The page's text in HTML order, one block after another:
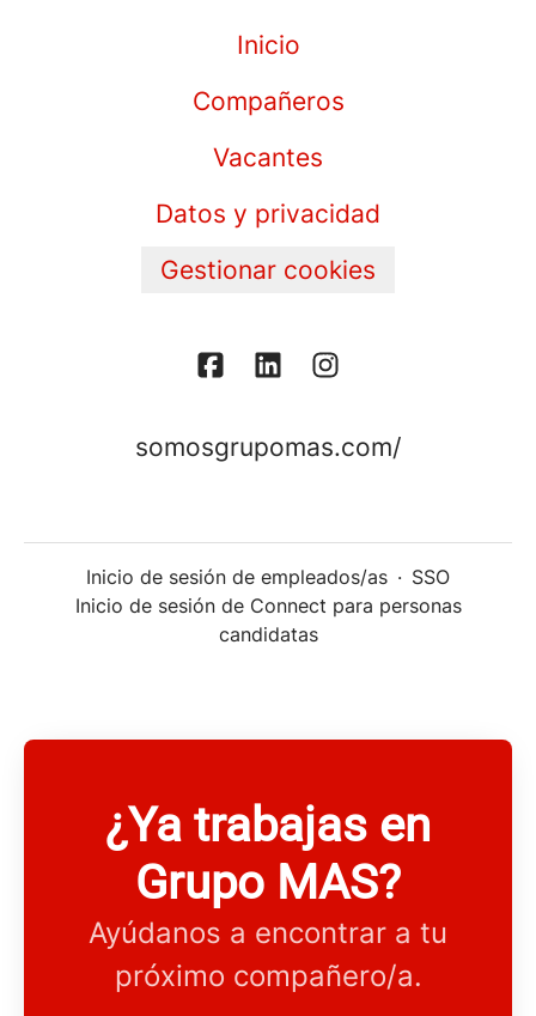
Inicio
Compañeros
Vacantes
Datos y privacidad
Gestionar cookies
somosgrupomas.com/
Inicio de sesión de empleados/as · SSO
Inicio de sesión de Connect para personas
candidatas
¿Ya trabajas en
Grupo MAS?
Ayúdanos a encontrar a tu
próximo compañero/a.